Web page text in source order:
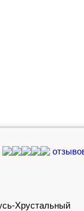
Хрустальный